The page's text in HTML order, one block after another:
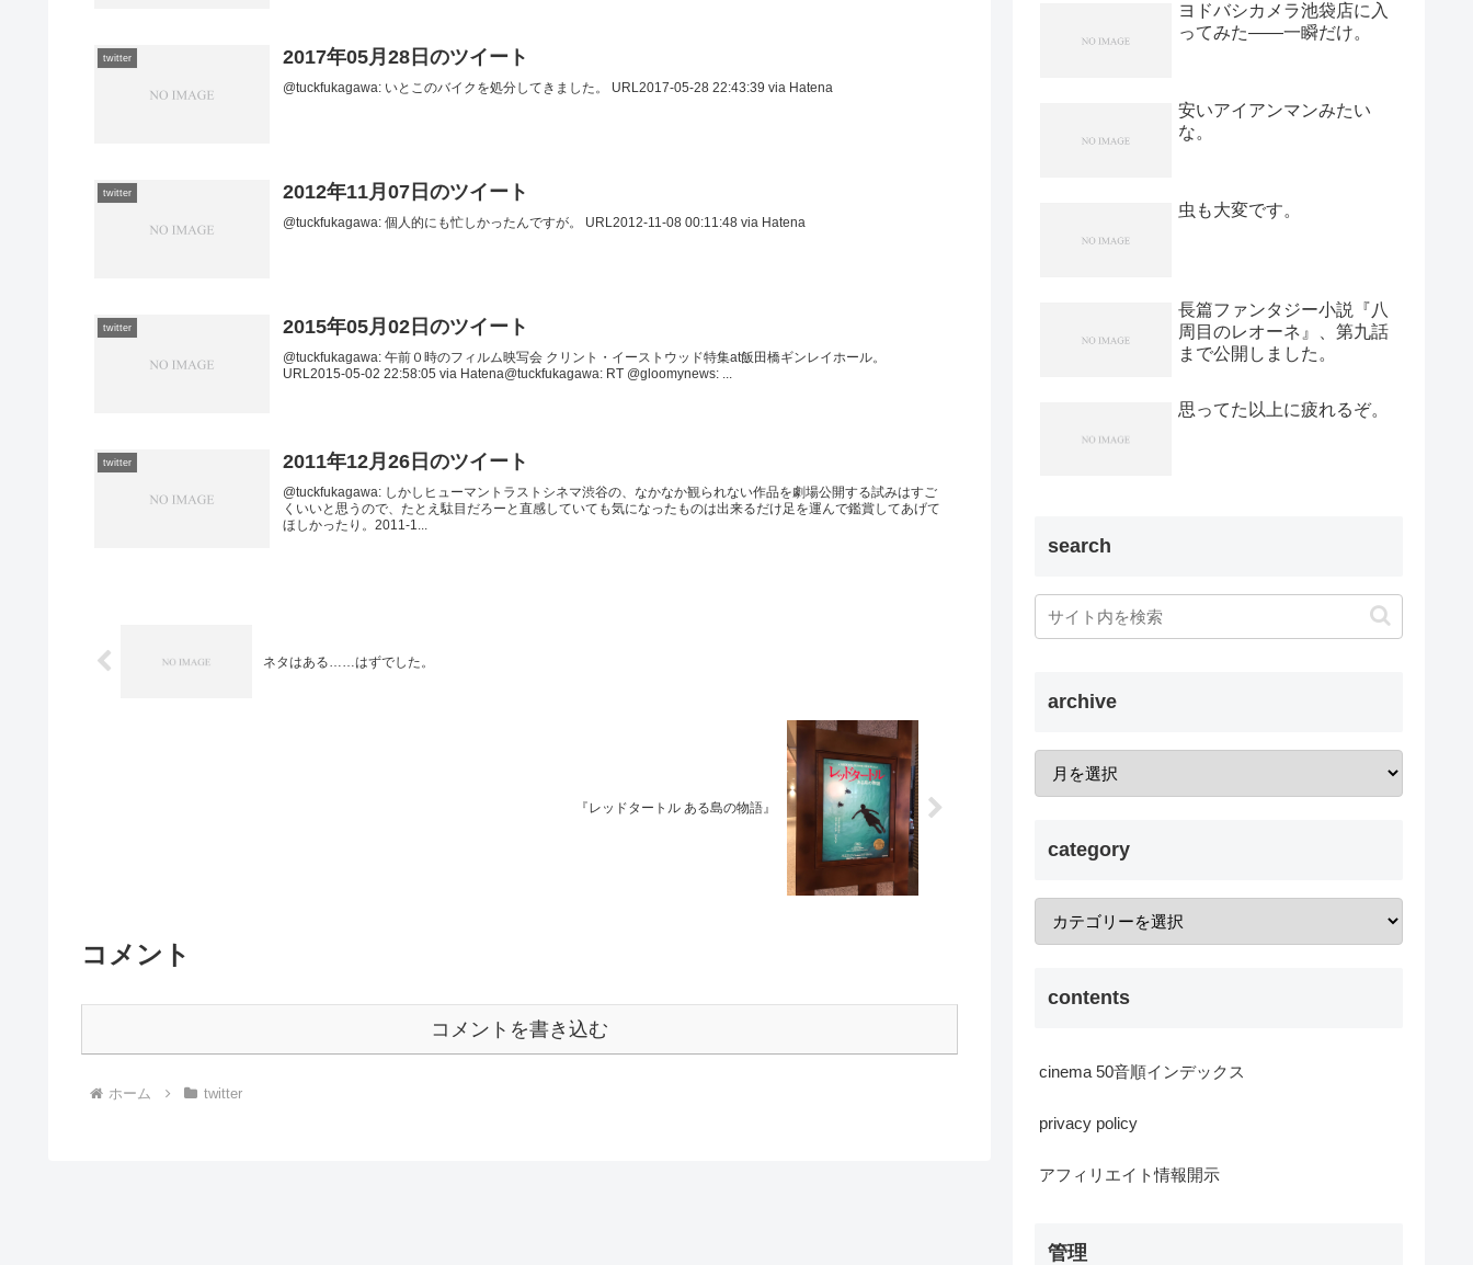
twitter 2017年05月28日のツイート
@tuckfukagawa: いとこのバイクを処分してきました。 URL2017-05-28 22:43:39 via Hatena
twitter 2012年11月07日のツイート
@tuckfukagawa: 個人的にも忙しかったんですが。 URL2012-11-08 00:11:48 via Hatena
twitter 2015年05月02日のツイート
@tuckfukagawa: 午前０時のフィルム映写会 クリント・イーストウッド特集at飯田橋ギンレイホール。
URL2015-05-02 22:58:05 via Hatena@tuckfukagawa: RT @gloomynews: ...
twitter 2011年12月26日のツイート
@tuckfukagawa: しかしヒューマントラストシネマ渋谷の、なかなか観られない作品を劇場公開する試みはすご
くいいと思うので、たとえ駄目だろーと直感していても気になったものは出来るだけ足を運んで鑑賞してあげて
ほしかったり。2011-1...
ネタはある……はずでした。
『レッドタートル ある島の物語』
コメント
コメントを書き込む
ホーム twitter
ヨドバシカメラ池袋店に入
ってみた――一瞬だけ。
安いアイアンマンみたい
な。
虫も大変です。
長篇ファンタジー小説『八
周目のレオーネ』、第九話
まで公開しました。
思ってた以上に疲れるぞ。
search
archive
category
contents
cinema 50音順インデックス
privacy policy
アフィリエイト情報開示
管理